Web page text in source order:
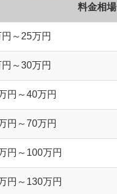
料金相場
～25万円
～30万円
円～40万円
円～70万円
円～100万円
円～130万円